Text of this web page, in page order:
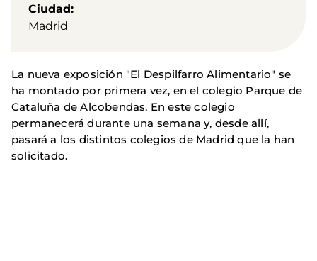
Ciudad
Madrid
La nueva exposición "El Despilfarro Alimentario" se
ha montado por primera vez, en el colegio Parque de
Cataluña de Alcobendas. En este colegio
permanecerá durante una semana y, desde allí,
pasará a los distintos colegios de Madrid que la han
solicitado.